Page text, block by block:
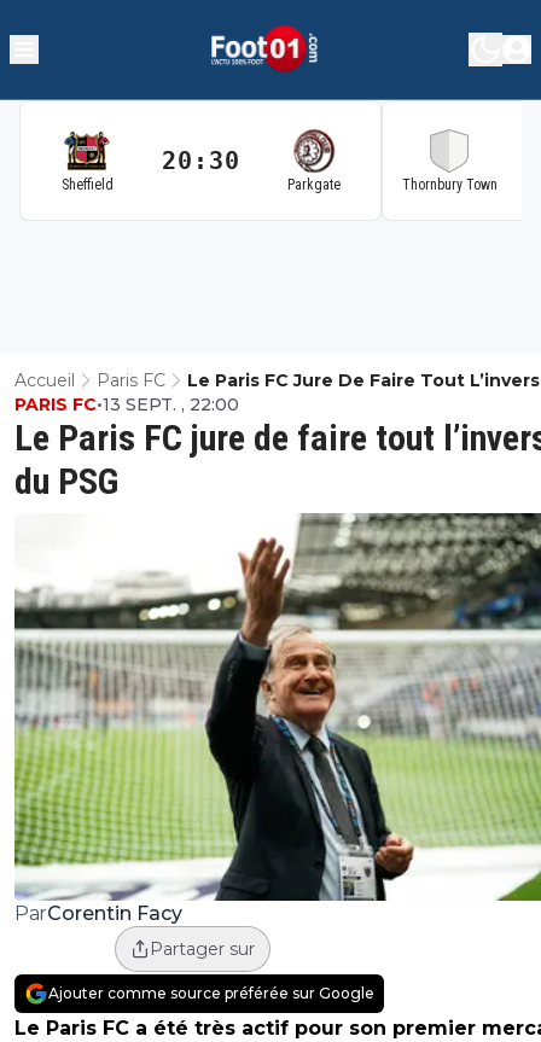
Sheffield
20:30
Parkgate Thornbury Town
Accueil Paris FC
Le Paris FC Jure De Faire Tout
PSG
Le Paris FC jure de faire tout
du PSG
PARIS FC•13 SEPT. , 22:00
ParCorentin Facy
Partager sur
Ajouter comme source préférée sur Google
Le Paris FC a été très actif pour son premier